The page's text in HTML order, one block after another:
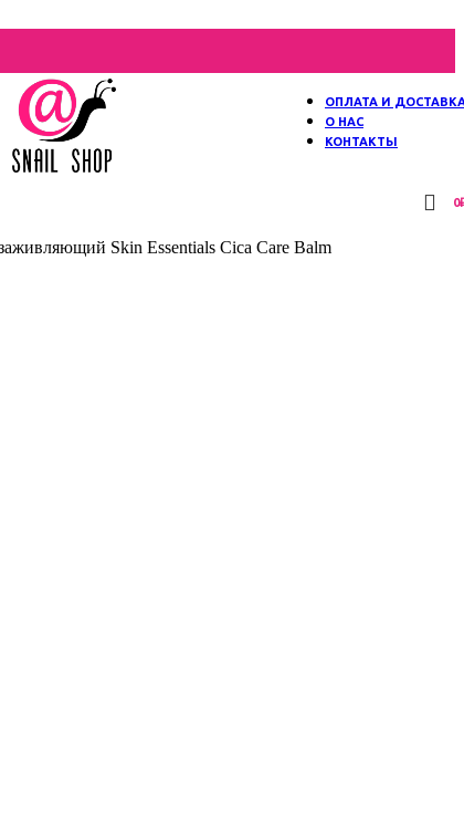
ОПЛАТА И
О НАС
КОНТАКТЫ
0
Skin Essentials Cica Care Balm